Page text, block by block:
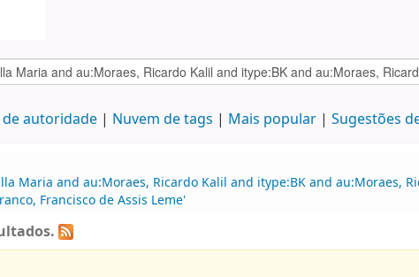
de autoridade Nuvem de tags Mais popular Sugestões
Maria and au:Moraes, Ricardo Kalil and itype:BK and au:Moraes,
Francisco de Assis Leme'